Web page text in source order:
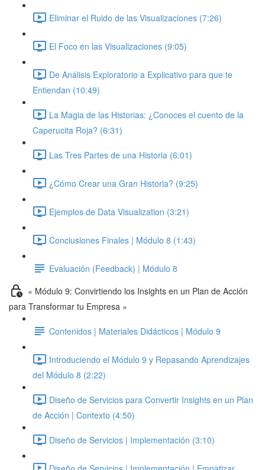
Eliminar el Ruido de las Visualizaciones (7:26)
El Foco en las Visualizaciones (9:05)
De Análisis Exploratorio a Explicativo para que te
Entiendan (10:49)
La Magia de las Historias: ¿Conoces el cuento de la
Caperucita Roja? (6:31)
Las Tres Partes de una Historia (6:01)
¿Cómo Crear una Gran Historia? (9:25)
Ejemplos de Data Visualization (3:21)
Conclusiones Finales | Módulo 8 (1:43)
Evaluación (Feedback) | Módulo 8
« Módulo 9: Convirtiendo los Insights en un Plan de Acción
para Transformar tu Empresa »
Contenidos | Materiales Didácticos | Módulo 9
Introduciendo el Módulo 9 y Repasando Aprendizajes
del Módulo 8 (2:22)
Diseño de Servicios para Convertir Insights en un Plan
de Acción | Contexto (4:50)
Diseño de Servicios | Implementación (3:10)